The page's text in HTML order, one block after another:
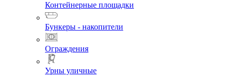
Контейнерные площадки
Бункеры - накопители
Ограждения
Урны уличные